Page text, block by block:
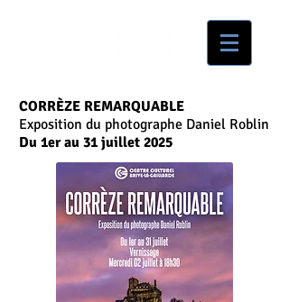
CORRÈZE REMARQUABLE
Exposition du photographe Daniel Roblin
Du 1er au 31 juillet 2025